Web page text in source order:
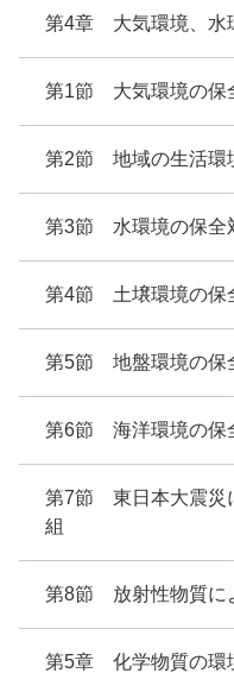
第4章 大気環境、水
第1節 大気環境の保
第2節 地域の生活環
第3節 水環境の保全
第4節 土壌環境の保
第5節 地盤環境の保
第6節 海洋環境の保
第7節 東日本大震災
組
第8節 放射性物質に
第5章 化学物質の環